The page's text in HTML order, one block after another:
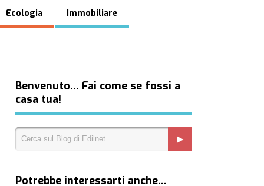
Ecologia Immobiliare
Benvenuto… Fai come se fossi a
casa tua!
Potrebbe interessarti anche…